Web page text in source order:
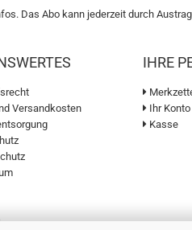
Das Abo kann jederzeit durch
Versandkosten
IHRE
Ihr Konto
Kasse